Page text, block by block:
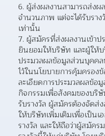
ผู้ส่งผลงานสามารถส่งผ
จำนวนภาพ แต่จะได้รับราง
เท่านั้น
ผู้สมัครที่ส่งผลงานเข้า
ยินยอมให้บริษัท และผู้ให้
ประมวลผลข้อมูลส่วนบุคค
ไว้ในนโยบายการคุ้มครอง
ละเอียดการประมวลผลข้อ
กิจกรรมเพื่อสังคมของบริ
รับรางวัล ผู้สมัครต้องจัดส่
ให้บริษัทเพิ่มเติมเพื่อเป็นเ
รางวัล และให้ถือว่าผู้สมัค